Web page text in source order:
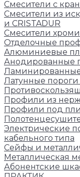
Cмесители с
Смесители из
и CRISTADUR
Смесители
Отделочные
Алюминиевые
Анодированные
Латунные
Профили из
Профили под
Электрические
кабельного типа
Сейфы и
Металлическая
Абонентские